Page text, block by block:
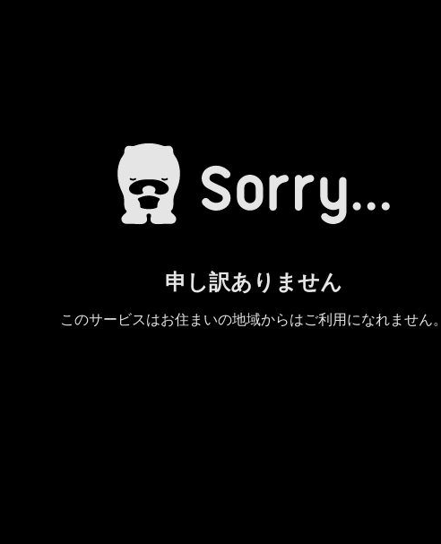
申し訳ありません
このサービスはお住まいの地域からはご利用になれません。